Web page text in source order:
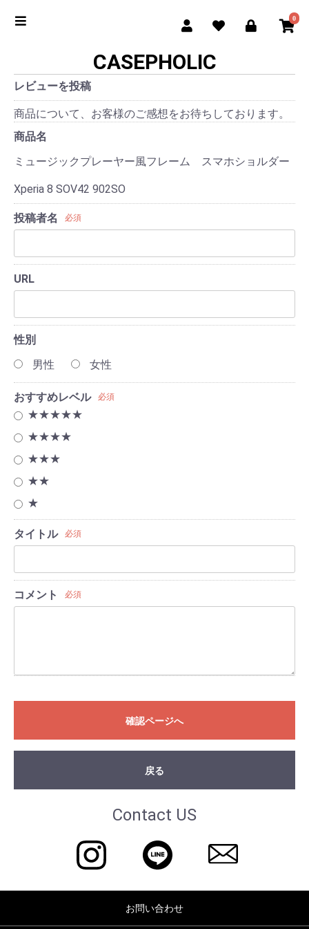
0
CASEPHOLIC
レビューを投稿
商品について、お客様のご感想をお待ちしております。
商品名
ミュージックプレーヤー風フレーム スマホショルダー
Xperia 8 SOV42 902SO
投稿者名 必須
URL
性別
男性
女性
おすすめレベル 必須
★★★★★
★★★★
★★★
★★
★
タイトル 必須
コメント 必須
確認ページへ
戻る
Contact US
お問い合わせ